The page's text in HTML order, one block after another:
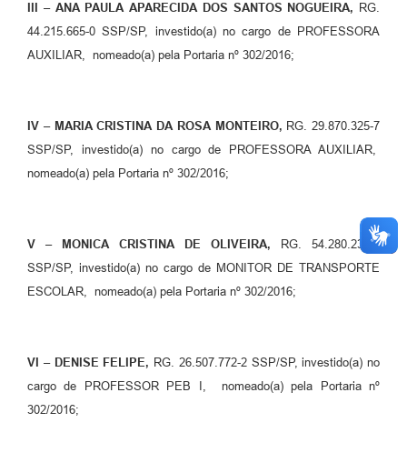
III – ANA PAULA APARECIDA DOS SANTOS NOGUEIRA, RG.
44.215.665-0 SSP/SP, investido(a) no cargo de PROFESSORA
AUXILIAR, nomeado(a) pela Portaria nº 302/2016;
IV – MARIA CRISTINA DA ROSA MONTEIRO, RG. 29.870.325-7
SSP/SP, investido(a) no cargo de PROFESSORA AUXILIAR,
nomeado(a) pela Portaria nº 302/2016;
V – MONICA CRISTINA DE OLIVEIRA,
RG. 54.280.239-9
SSP/SP, investido(a) no cargo de MONITOR DE TRANSPORTE
ESCOLAR, nomeado(a) pela Portaria nº 302/2016;
VI – DENISE FELIPE, RG. 26.507.772-2 SSP/SP, investido(a) no
cargo de PROFESSOR PEB I, nomeado(a) pela Portaria nº
302/2016;